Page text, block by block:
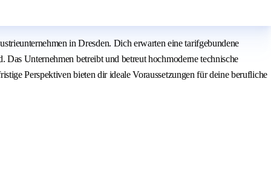
in Dresden. Dich erwarten eine tarifgebundene
Unternehmen betreibt und betreut hochmoderne technische
Perspektiven bieten dir ideale Voraussetzungen für deine berufliche